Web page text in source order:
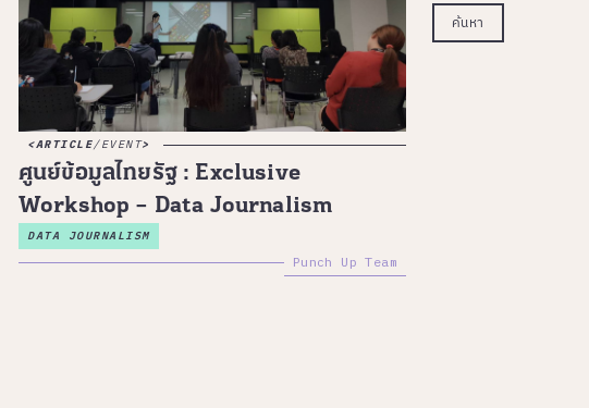
ARTICLE/EVENT
ศูนย์ข้อมูลไทยรัฐ : Exclusive
Workshop – Data Journalism
DATA JOURNALISM
Punch Up Team